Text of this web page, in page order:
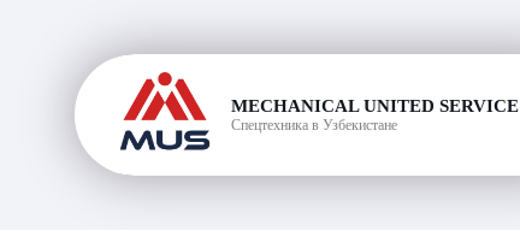
MECHANICAL UNITED SERVICE
Спецтехника в Узбекистане